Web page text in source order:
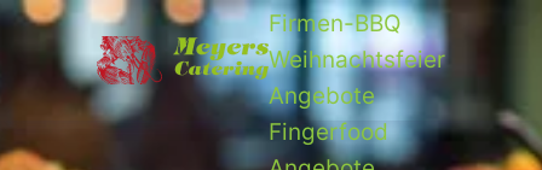
Firmen-BBQ
Weihnachtsfeier
Angebote
Fingerfood